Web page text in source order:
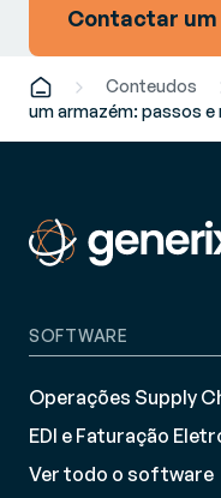
Contactar
Conteudos
um armazém: passos
SOFTWARE
Operações Supply
EDI e Faturação
Ver todo o software